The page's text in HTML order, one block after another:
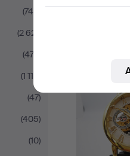
(746)
(2 621)
(474)
(1 118)
(47)
(405)
(10)
Klubbades 1